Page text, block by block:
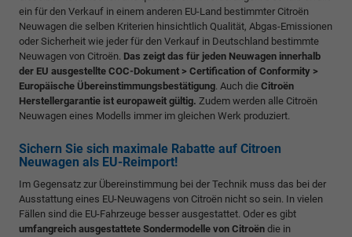
ein für den Verkauf in einem anderen EU-Land bestimmter Citroën
Neuwagen die selben Kriterien hinsichtlich Qualität, Abgas-Emissionen
oder Sicherheit wie jeder für den Verkauf in Deutschland bestimmte
Neuwagen von Citroën. Das zeigt das für jeden Neuwagen innerhalb
der EU ausgestellte COC-Dokument > Certification of Conformity >
Europäische Übereinstimmungsbestätigung. Auch die Citroën
Herstellergarantie ist europaweit gültig. Zudem werden alle Citroën
Neuwagen eines Modells immer im gleichen Werk produziert.
Sichern Sie sich maximale Rabatte auf Citroen
Neuwagen als EU-Reimport!
Im Gegensatz zur Übereinstimmung bei der Technik muss das bei der
Ausstattung eines EU-Neuwagens von Citroën nicht so sein. In vielen
Fällen sind die EU-Fahrzeuge besser ausgestattet. Oder es gibt
umfangreich ausgestattete Sondermodelle von Citroën die in